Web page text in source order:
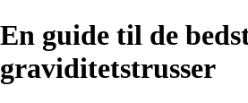
En guide til de
graviditetstrusser